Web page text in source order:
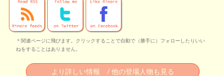
＊関連ページに飛びます。クリックすることで自動で（勝手に）フォローしたりいい
ねをすることはありません。
より詳しい情報 / 他の登場人物も見る